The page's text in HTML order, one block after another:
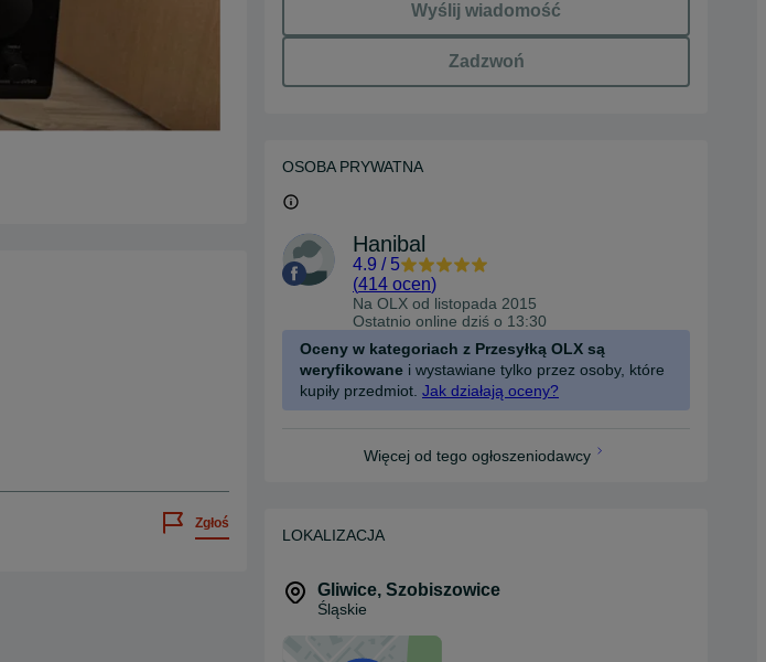
Zgłoś
Wyślij wiadomość
Zadzwoń
OSOBA PRYWATNA
Hanibal
4.9 / 5
(414 ocen)
Na OLX od listopada 2015
Ostatnio online dziś o 13:30
Oceny w kategoriach z Przesyłką OLX są
weryfikowane i wystawiane tylko przez osoby, które
kupiły przedmiot. Jak działają oceny?
Więcej od tego ogłoszeniodawcy
LOKALIZACJA
Gliwice, Szobiszowice
Śląskie